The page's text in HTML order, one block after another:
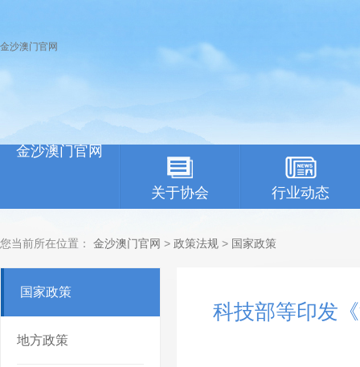
金沙澳门官网
金沙澳门官网
关于协会 行业动态
您当前所在位置： 金沙澳门官网 > 政策法规 > 国家政策
国家政策
地方政策
科技部等印发